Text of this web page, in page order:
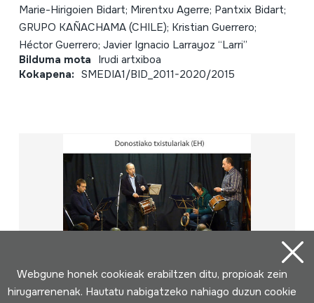
Marie-Hirigoien Bidart; Mirentxu Agerre; Pantxix Bidart;
GRUPO KAÑACHAMA (CHILE); Kristian Guerrero;
Héctor Guerrero; Javier Ignacio Larrayoz “Larri”
Bilduma mota Irudi artxiboa
Kokapena: SMEDIA1/BID_2011-2020/2015
Webgune honek cookieak erabiltzen ditu, propioak zein
hirugarrenenak. Hautatu nabigatzeko nahiago duzun cookie